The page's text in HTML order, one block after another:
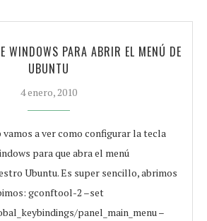
WINDOWS PARA ABRIR EL MENÚ DE
UBUNTU
4 enero, 2010
a ver como configurar la tecla
para que abra el menú
Ubuntu. Es super sencillo, abrimos
gconftool-2 –set
panel_main_menu –